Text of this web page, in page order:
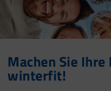
Machen Sie Ihre
winterfit!